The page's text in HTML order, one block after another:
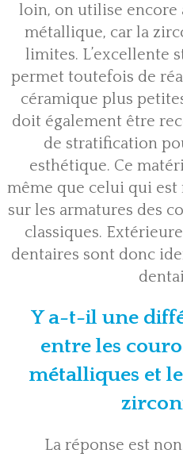
loin, on utilise encore
métallique, car la
limites. L’excellente
permet toutefois de
céramique plus
doit également être
de stratification
esthétique. Ce
même que celui qui
sur les armatures des
classiques.
dentaires sont donc
Y a-t-il une
entre les
métalliques et
La réponse est